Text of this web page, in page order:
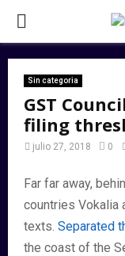
PRIMARY
MENU
Sin categoria
GST
filing
julio 27, 2018 0
Far far away,
countries Vokalia
texts. Separated
the coast of the